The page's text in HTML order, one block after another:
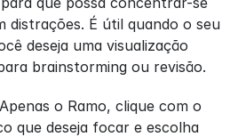
distrações. É útil quando o seu
deseja uma visualização
brainstorming ou revisão.
o Ramo, clique com o
que deseja focar e escolha